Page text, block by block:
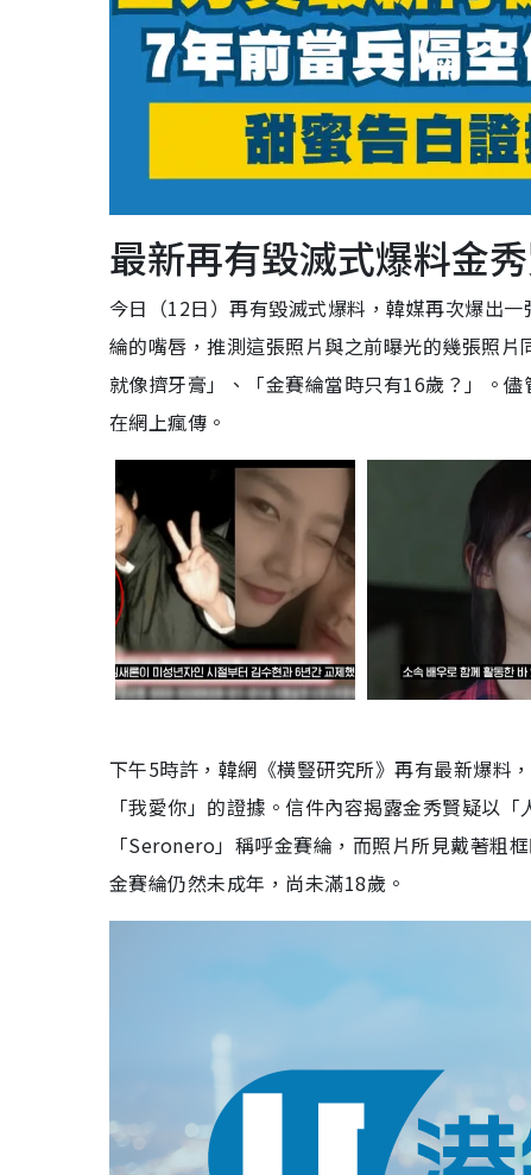
最新再有毀滅式爆料金
今日（12日）再有毀滅式爆料，韓媒再次爆出
綸的嘴唇，推測這張照片與之前曝光的幾張照
就像擠牙膏」、「金賽綸當時只有16歲？」。
在網上瘋傳。
下午5時許，韓網《橫豎研究所》再有最新爆料
「我愛你」的證據。信件內容揭露金秀賢疑以
「Seronero」稱呼金賽綸，而照片所見戴著粗
金賽綸仍然未成年，尚未滿18歲。